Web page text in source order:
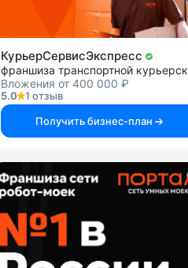
КурьерСервисЭкспресс
Вложения от 400 000 ₽
5.0
1 отзыв
Получить бизнес-план